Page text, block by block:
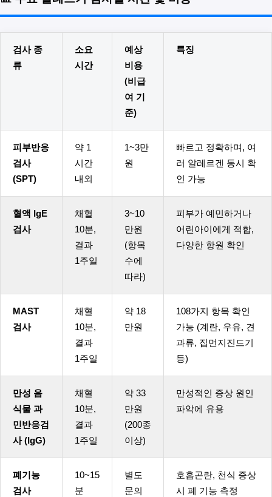
검사 종
류
소요
시간
예상
비용
(비급
여 기
준)
특징
피부반응
검사
(SPT)
약 1
시간
내외
1~3만
원
빠르고 정확하며, 여
러 알레르겐 동시 확
인 가능
혈액 IgE
검사
채혈
10분,
결과
1주일
3~10
만원
(항목
수에
따라)
피부가 예민하거나
어린아이에게 적합,
다양한 항원 확인
MAST
검사
채혈
10분,
결과
1주일
약 18
만원
108가지 항목 확인
가능 (계란, 우유, 견
과류, 집먼지진드기
등)
만성 음
식물 과
민반응검
사 (IgG)
채혈
10분,
결과
1주일
약 33
만원
(200종
이상)
만성적인 증상 원인
파악에 유용
폐기능
검사
10~15
분
별도
문의
호흡곤란, 천식 증상
시 폐 기능 측정